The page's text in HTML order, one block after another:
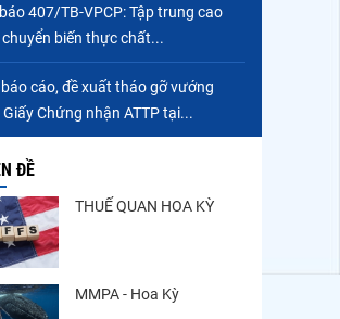
407/TB-VPCP: Tập trung cao
biến thực chất...
báo cáo, đề xuất tháo gỡ vướng
Giấy Chứng nhận ATTP tại...
ĐỀ
THUẾ QUAN HOA KỲ
MMPA - Hoa Kỳ